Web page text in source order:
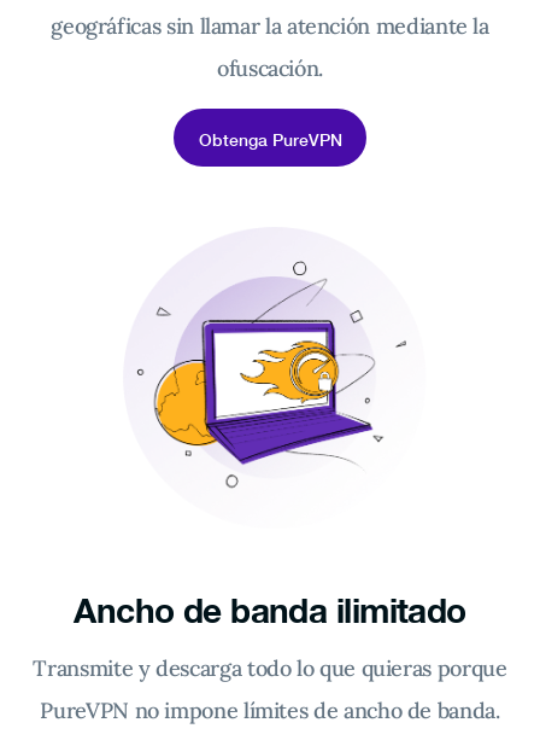
geográficas sin llamar la atención mediante la
ofuscación.
Obtenga PureVPN
Ancho de banda ilimitado
Transmite y descarga todo lo que quieras porque
PureVPN no impone límites de ancho de banda.